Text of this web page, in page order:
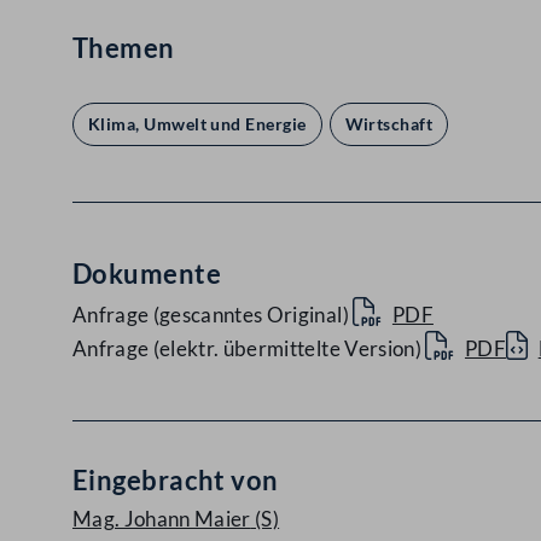
Themen
Klima, Umwelt und Energie Wirtschaft
Dokumente
Anfrage (gescanntes Original)
PDF
Anfrage (elektr. übermittelte Version)
PDF
Eingebracht von
Mag. Johann Maier (S)